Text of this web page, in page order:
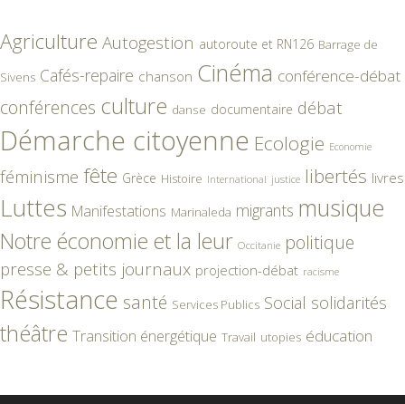
Agriculture Autogestion autoroute et RN126 Barrage de
Sivens Cafés-repaire chanson Cinéma conférence-débat
conférences culture danse documentaire débat
Démarche citoyenne Ecologie Economie
féminisme fête Grèce Histoire International justice libertés livres
Luttes Manifestations Marinaleda migrants musique
Notre économie et la leur Occitanie politique
presse & petits journaux projection-débat racisme
Résistance santé Services Publics Social solidarités
théâtre Transition énergétique Travail utopies éducation